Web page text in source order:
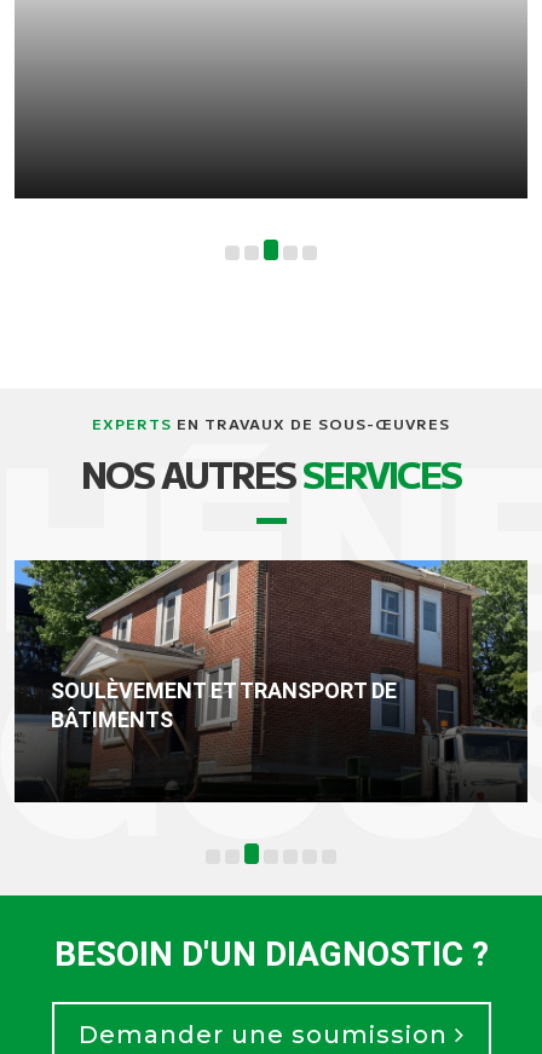
EXPERTS EN TRAVAUX DE SOUS-ŒUVRES
NOS AUTRESSERVICES
SOULÈVEMENT ET TRANSPORT DE
BÂTIMENTS
BESOIN D'UN DIAGNOSTIC ?
Demander une soumission